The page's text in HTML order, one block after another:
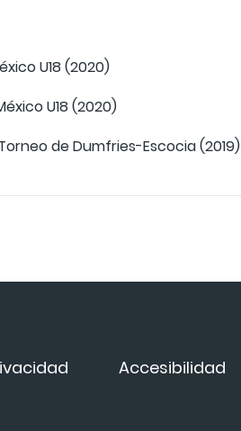
U18 (2020)
U18 (2020)
de Dumfries-Escocia (2019)
Accesibilidad